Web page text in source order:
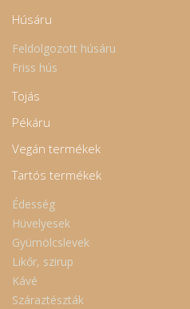
Húsáru
Feldolgozott húsáru
Friss hús
Tojás
Pékáru
Vegán termékek
Tartós termékek
Édesség
Hüvelyesek
Gyümölcslevek
Likőr, szirup
Kávé
Száraztészták